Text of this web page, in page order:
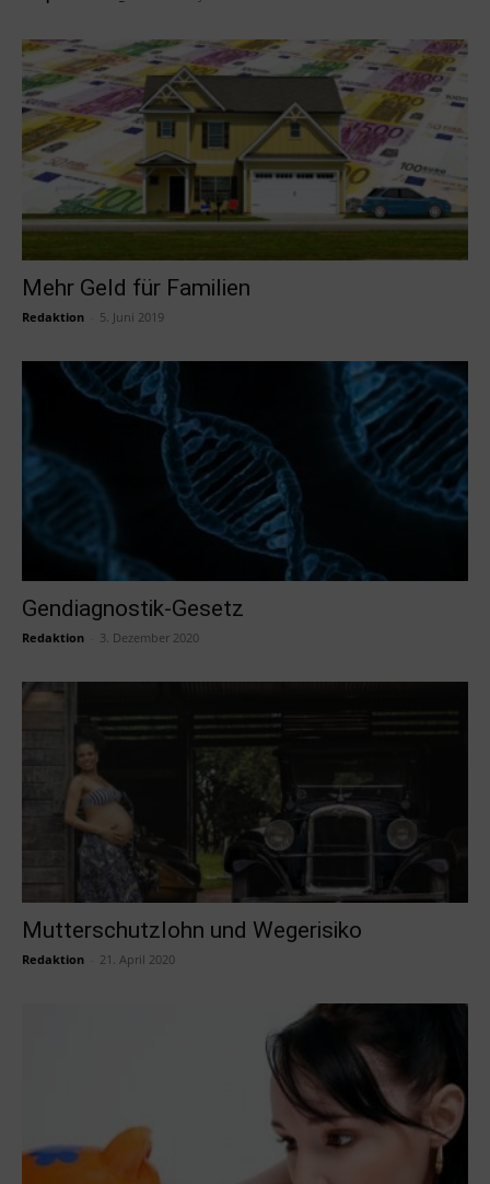
Mehr Geld für Familien
Redaktion 5. Juni 2019
Gendiagnostik-Gesetz
Redaktion 3. Dezember 2020
Mutterschutzlohn und Wegerisiko
Redaktion 21. April 2020